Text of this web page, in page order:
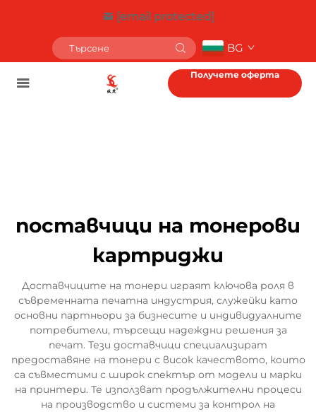
[email protected]
BG
Получете оферта
поставчици на тонерови
картриджи
Доставчиците на тонери играят ключова роля в
съвременната печатна индустрия, служейки като
основни партньори за бизнесите и индивидуалните
потребители, търсещи надеждни решения за
печат. Тези доставчици специализират
предоставяне на тонери с висок качеството, които
са съвместими с широк спектър от модели и марки
на принтери. Те използват продължителни процеси
на производство и системи за контрол на